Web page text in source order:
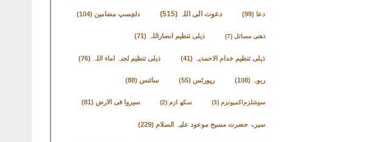
دعا (99) دعوت الی اللہ (515) دلچسپ مضامین (104)
ذھنی مسائل (7) ذیلی تنظیم انصاراللہ (71)
ذیلی تنظیم خدام الاحمدیہ (41) ذیلی تنظیم لجنہ اماء اللہ (76)
ربوہ (108) رپورٹس (55) سائنس (88)
سوشلزم/کمیونزم (3) سکھ ازم (2) سیروا فی الارض (81)
سیرۃ حضرت مسیح موعود علیہ السلام (229)